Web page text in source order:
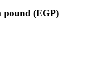
pound (EGP)